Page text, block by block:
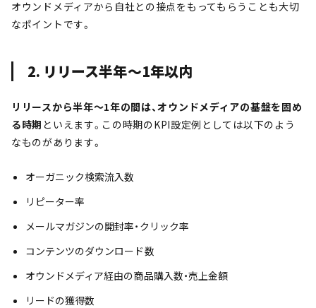
オウンドメディアから自社との接点をもってもらうことも大切
なポイントです。
2. リリース半年〜1年以内
リリースから半年〜1年の間は、オウンドメディアの基盤を固め
る時期 といえます。この時期のKPI設定例としては以下のよう
なものがあります。
オーガニック検索流入数
リピーター率
メールマガジンの開封率・クリック率
コンテンツのダウンロード数
オウンドメディア経由の商品購入数・売上金額
リードの獲得数